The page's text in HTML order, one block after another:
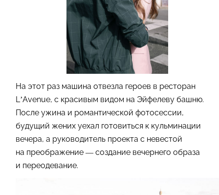
На этот раз машина отвезла героев в ресторан
L’Avenue, с красивым видом на Эйфелеву башню.
После ужина и романтической фотосессии,
будущий жених уехал готовиться к кульминации
вечера, а руководитель проекта с невестой
на преображение — создание вечернего образа
и переодевание.